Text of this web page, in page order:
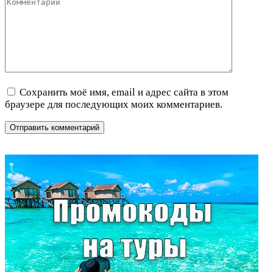
Сохранить моё имя, email и адрес сайта в этом
браузере для последующих моих комментариев.